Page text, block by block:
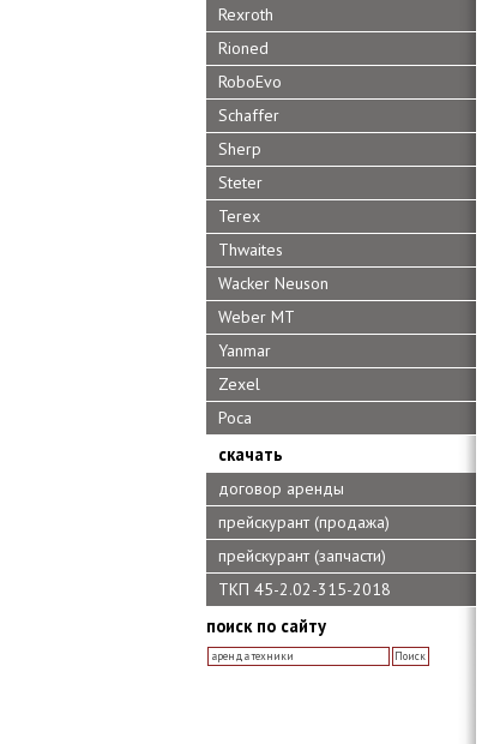
Rexroth
Rioned
RoboEvo
Schaffer
Sherp
Steter
Terex
Thwaites
Wacker Neuson
Weber MT
Yanmar
Zexel
Роса
скачать
договор аренды
прейскурант (продажа)
прейскурант (запчасти)
ТКП 45-2.02-315-2018
поиск по сайту